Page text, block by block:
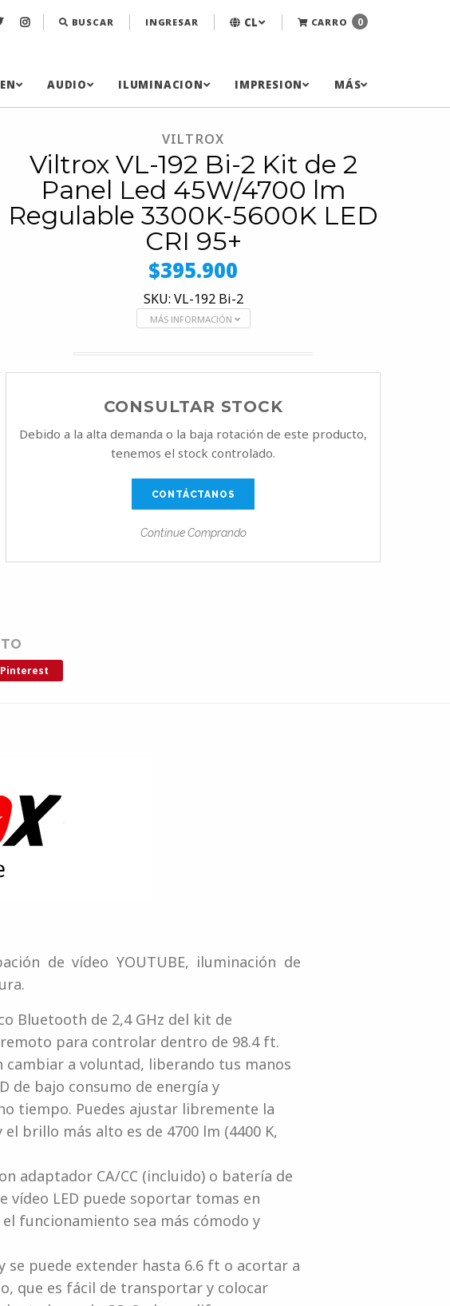
BUSCAR INGRESAR CL CARRO 0
AUDIO ILUMINACION IMPRESION MÁS
VILTROX
Viltrox VL-192 Bi-2 Kit de 2
Panel Led 45W/4700 lm
Regulable 3300K-5600K LED
CRI 95+
$395.900
SKU: VL-192 Bi-2
MÁS INFORMACIÓN
CONSULTAR STOCK
Debido a la alta demanda o la baja rotación de este producto,
tenemos el stock controlado.
CONTÁCTANOS
Continue Comprando
de vídeo YOUTUBE, iluminación de
Bluetooth de 2,4 GHz del kit de
para controlar dentro de 98.4 ft.
cambiar a voluntad, liberando tus manos
de bajo consumo de energía y
tiempo. Puedes ajustar libremente la
brillo más alto es de 4700 lm (4400 K,
adaptador CA/CC (incluido) o batería de
vídeo LED puede soportar tomas en
funcionamiento sea más cómodo y
puede extender hasta 6.6 ft o acortar a
que es fácil de transportar y colocar